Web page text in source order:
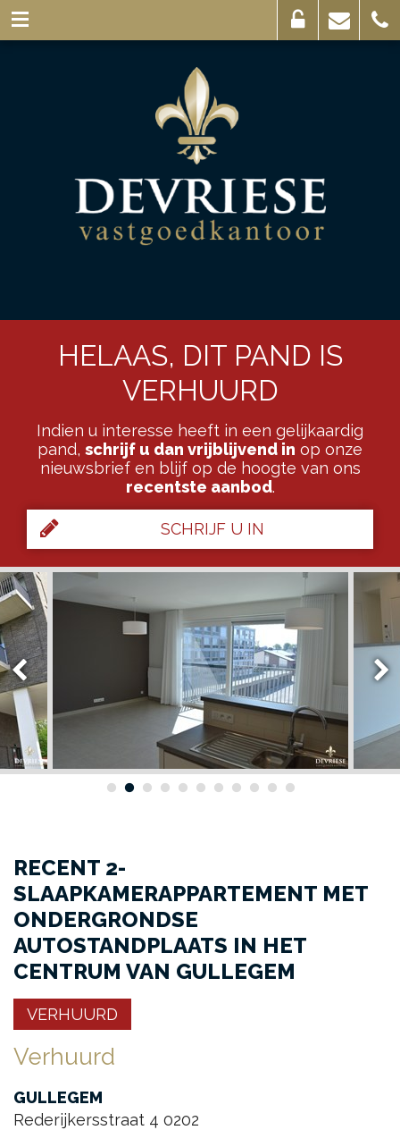
HELAAS, DIT PAND IS
VERHUURD
Indien u interesse heeft in een gelijkaardig
pand, schrijf u dan vrijblijvend in op onze
nieuwsbrief en blijf op de hoogte van ons
recentste aanbod.
SCHRIJF U IN
RECENT 2-
SLAAPKAMERAPPARTEMENT MET
ONDERGRONDSE
AUTOSTANDPLAATS IN HET
CENTRUM VAN GULLEGEM
VERHUURD
Verhuurd
GULLEGEM
Rederijkersstraat 4 0202